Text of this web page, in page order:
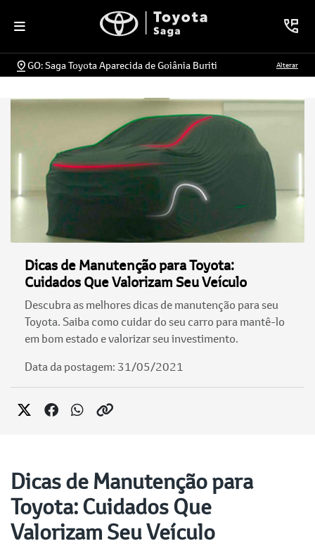
GO: Saga Toyota Aparecida de Goiânia Buriti Alterar
Dicas de Manutenção para Toyota:
Cuidados Que Valorizam Seu Veículo
Descubra as melhores dicas de manutenção para seu
Toyota. Saiba como cuidar do seu carro para mantê-lo
em bom estado e valorizar seu investimento.
Data da postagem: 31/05/2021
Dicas de Manutenção para
Toyota: Cuidados Que
Valorizam Seu Veículo